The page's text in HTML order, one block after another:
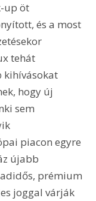
up öt
és a most
tehát
kihívásokat
hogy új
sem
piacon egyre
újabb
prémium
joggal várják